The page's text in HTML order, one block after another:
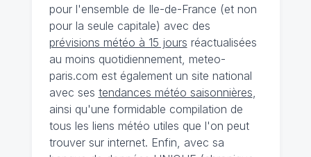
pour l'ensemble de Ile-de-France (et non
pour la seule capitale) avec des
prévisions météo à 15 jours réactualisées
au moins quotidiennement, meteo-
paris.com est également un site national
avec ses tendances météo saisonnières
ainsi qu'une formidable compilation de
tous les liens météo utiles que l'on peut
trouver sur internet. Enfin, avec sa